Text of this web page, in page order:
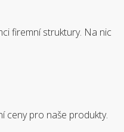
firemní struktury. Na nic
ceny pro naše produkty.